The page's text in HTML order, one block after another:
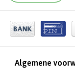
Algemene